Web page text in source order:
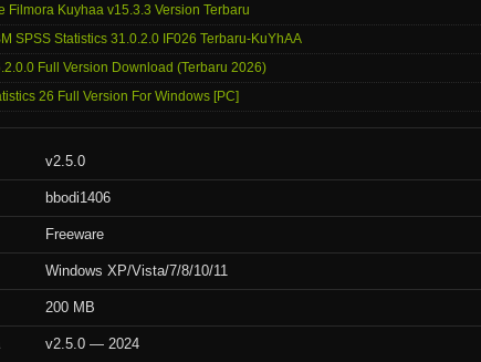
Filmora Kuyhaa v15.3.3 Version Terbaru
SPSS Statistics 31.0.2.0 IF026 Terbaru-KuYhAA
Full Version Download (Terbaru 2026)
26 Full Version For Windows [PC]
v2.5.0
bbodi1406
Freeware
Windows XP/Vista/7/8/10/11
200 MB
v2.5.0 — 2024